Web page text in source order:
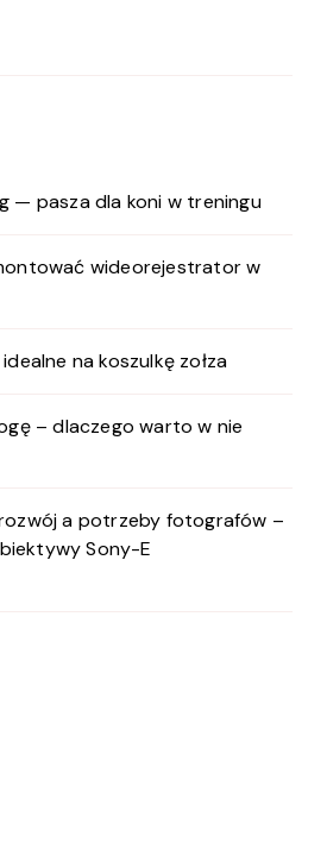
— pasza dla koni w treningu
wideorejestrator w
na koszulkę zołza
– dlaczego warto w nie
a potrzeby fotografów –
Sony-E